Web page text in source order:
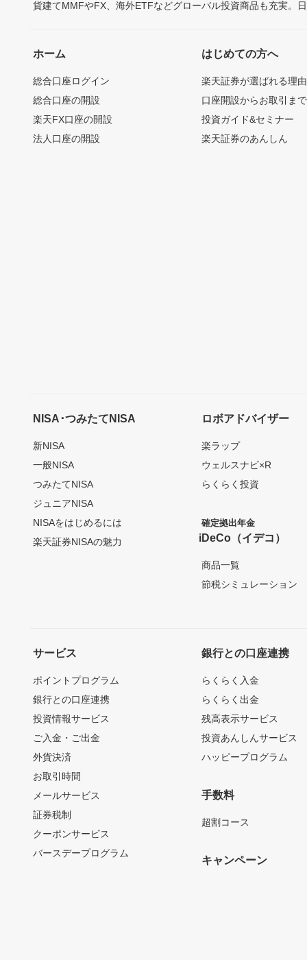
貨建てMMFやFX、海外ETFなどグローバル投資商品も充実。
ホーム
総合口座ログイン
総合口座の開設
楽天FX口座の開設
法人口座の開設
はじめての方へ
楽天証券が選ばれる理由
口座開設からお取引ま
投資ガイド&セミナー
楽天証券のあんしん
NISA･つみたてNISA
新NISA
一般NISA
つみたてNISA
ジュニアNISA
NISAをはじめるには
楽天証券NISAの魅力
ロボアドバイザー
楽ラップ
ウェルスナビ×R
らくらく投資
確定拠出年金
iDeCo（イデコ）
商品一覧
節税シミュレーション
サービス
ポイントプログラム
銀行との口座連携
投資情報サービス
ご入金・ご出金
外貨決済
お取引時間
メールサービス
証券税制
クーポンサービス
バースデープログラム
銀行との口座連携
らくらく入金
らくらく出金
残高表示サービス
投資あんしんサービス
ハッピープログラム
手数料
超割コース
キャンペーン